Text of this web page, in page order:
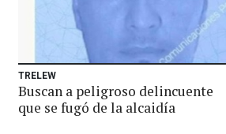
TRELEW
Buscan a peligroso delincuente
que se fugó de la alcaidía